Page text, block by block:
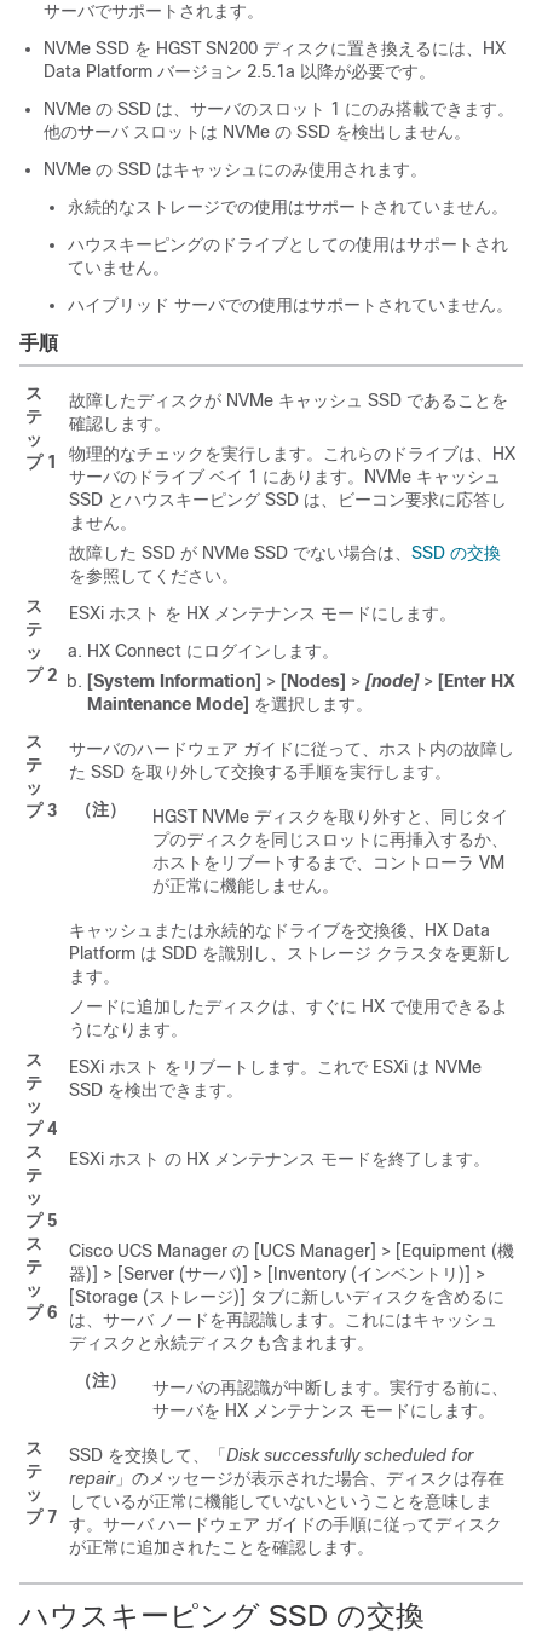
サーバでサポートされます。
NVMe SSD を HGST SN200 ディスクに置き換えるには、
HX
Data Platform バージョン 2.5.1a 以降が必要です。
NVMe の SSD は、サーバのスロット 1 にのみ搭載できます。
他のサーバ スロットは NVMe の SSD を検出しません。
NVMe の SSD はキャッシュにのみ使用されます。
永続的なストレージでの使用はサポートされていません。
ハウスキーピングのドライブとしての使用はサポートされ
ていません。
ハイブリッド サーバでの使用はサポートされていません。
手順
ス
テ
ッ
プ 1
故障したディスクが NVMe キャッシュ SSD であることを
確認します。
物理的なチェックを実行します。これらのドライブは、HX
サーバのドライブ ベイ 1 にあります。NVMe キャッシュ
SSD とハウスキーピング SSD は、ビーコン要求に応答し
ません。
故障した SSD が NVMe SSD でない場合は、 SSD の交換
を参照してください。
ス
テ
ッ
プ 2
ESXi ホスト を HX メンテナンス モードにします。
HX Connect にログインします。
[System Information] > [Nodes] > [node]> [Enter HX
Maintenance Mode] を選択します。
ス
テ
ッ
プ 3
サーバのハードウェア ガイドに従って、ホスト内の故障し
た SSD を取り外して交換する手順を実行します。
（注）
HGST NVMe ディスクを取り外すと、同じタイ
プのディスクを同じスロットに再挿入するか、
ホストをリブートするまで、コントローラ VM
が正常に機能しません。
キャッシュまたは永続的なドライブを交換後、
HX Data
Platform は SDD を識別し、ストレージ クラスタを更新し
ます。
ノードに追加したディスクは、すぐに HX で使用できるよ
うになります。
ス
テ
ッ
プ 4
ESXi ホスト をリブートします。これで ESXi は NVMe
SSD を検出できます。
ス
テ
ッ
プ 5
ESXi ホスト の HX メンテナンス モードを終了します。
ス
テ
ッ
プ 6
Cisco UCS Manager の [UCS Manager] > [Equipment (機
器)] > [Server (サーバ)] > [Inventory (インベントリ)] >
[Storage (ストレージ)] タブに新しいディスクを含めるに
は、サーバ ノードを再認識します。これにはキャッシュ
ディスクと永続ディスクも含まれます。
（注）
サーバの再認識が中断します。実行する前に、
サーバを HX メンテナンス モードにします。
ス
テ
ッ
プ 7
SSD を交換して、「 Disk successfully scheduled for
repair」のメッセージが表示された場合、ディスクは存在
しているが正常に機能していないということを意味しま
す。サーバ ハードウェア ガイドの手順に従ってディスク
が正常に追加されたことを確認します。
ハウスキーピング SSD の交換